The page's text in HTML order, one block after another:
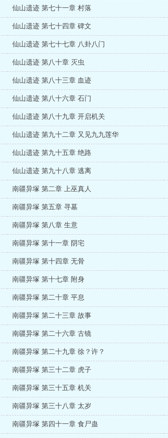
仙山遗迹 第七十一章 村落
仙山遗迹 第七十四章 碑文
仙山遗迹 第七十七章 八卦八门
仙山遗迹 第八十章 灭虫
仙山遗迹 第八十三章 血迹
仙山遗迹 第八十六章 石门
仙山遗迹 第八十九章 开启机关
仙山遗迹 第九十二章 又见九九莲华
仙山遗迹 第九十五章 绝路
仙山遗迹 第九十八章 逃离
南疆异塚 第二章 上巫真人
南疆异塚 第五章 寻墓
南疆异塚 第八章 生意
南疆异塚 第十一章 阴宅
南疆异塚 第十四章 无骨
南疆异塚 第十七章 附身
南疆异塚 第二十章 平息
南疆异塚 第二十三章 故事
南疆异塚 第二十六章 古镜
南疆异塚 第二十九章 徐？许？
南疆异塚 第三十二章 虎子
南疆异塚 第三十五章 机关
南疆异塚 第三十八章 太岁
南疆异塚 第四十一章 食尸蛊